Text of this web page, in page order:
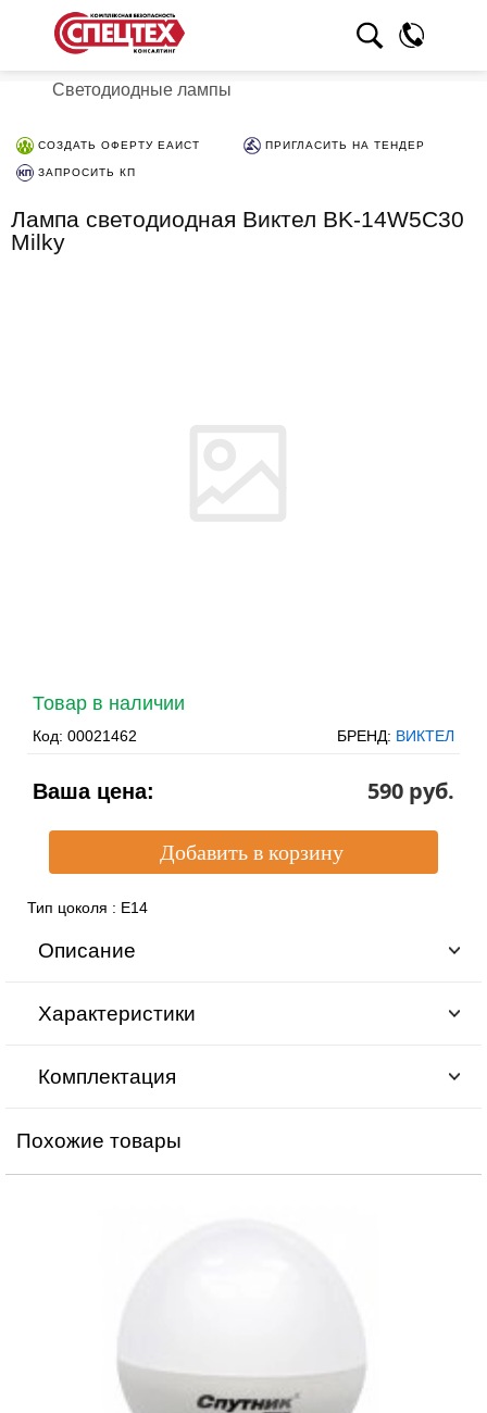
Светодиодные лампы
СОЗДАТЬ ОФЕРТУ ЕАИСТ ПРИГЛАСИТЬ НА ТЕНДЕР
ЗАПРОСИТЬ КП
Лампа светодиодная Виктел BK-14W5C30
Milky
Товар в наличии
Код: 00021462 БРЕНД: ВИКТЕЛ
Ваша цена: 590 pуб.
Тип цоколя : E14
Описание
Характеристики
Комплектация
Похожие товары